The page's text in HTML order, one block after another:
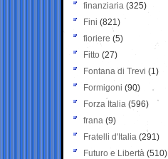
finanziaria (325)
Fini (821)
fioriere (5)
Fitto (27)
Fontana di Trevi (1)
Formigoni (90)
Forza Italia (596)
frana (9)
Fratelli d'Italia (291)
Futuro e Libertà (510)